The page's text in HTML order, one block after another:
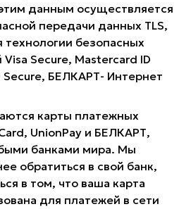
данным осуществляется
передачи данных TLS,
безопасных
Secure, Mastercard ID
Secure, БЕЛКАРТ- Интернет
карты платежных
UnionPay и БЕЛКАРТ,
банками мира. Мы
обратиться в свой банк,
в том, что ваша карта
для платежей в сети